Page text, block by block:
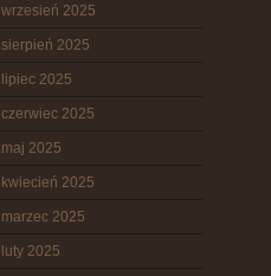
wrzesień 2025
sierpień 2025
lipiec 2025
czerwiec 2025
maj 2025
kwiecień 2025
marzec 2025
luty 2025